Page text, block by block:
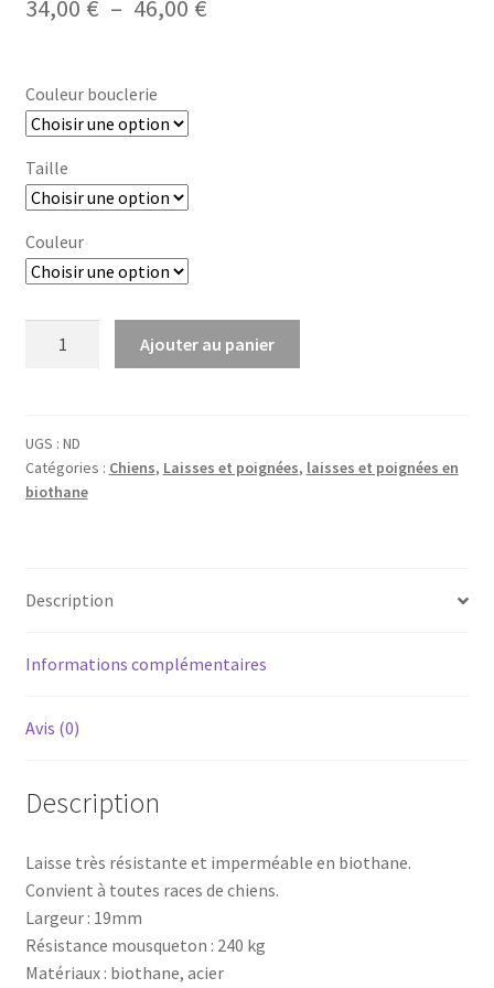
34,00 € – 46,00 €Plage
Couleur bouclerie
Taille
Couleur
biothane
Ajouter au panier
UGS : ND
Catégories : Chiens, Laisses et poignées, laisses et poignées en
biothane
Description
Informations complémentaires
Avis (0)
Description
Laisse très résistante et imperméable en biothane.
Convient à toutes races de chiens.
Largeur : 19mm
Résistance mousqueton : 240 kg
Matériaux : biothane, acier